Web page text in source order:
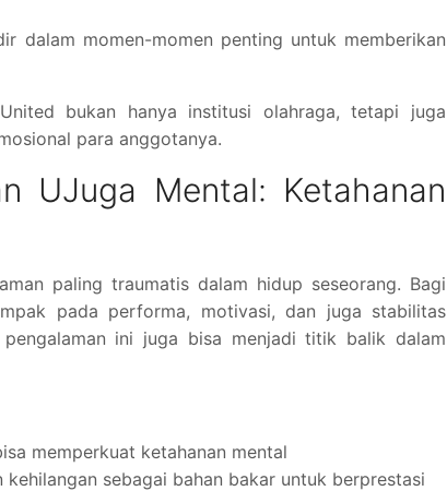
dalam momen-momen penting untuk memberikan
bukan hanya institusi olahraga, tetapi juga
para anggotanya.
UJuga Mental: Ketahanan
paling traumatis dalam hidup seseorang. Bagi
pada performa, motivasi, dan juga stabilitas
ini juga bisa menjadi titik balik dalam
memperkuat ketahanan mental
kehilangan sebagai bahan bakar untuk berprestasi